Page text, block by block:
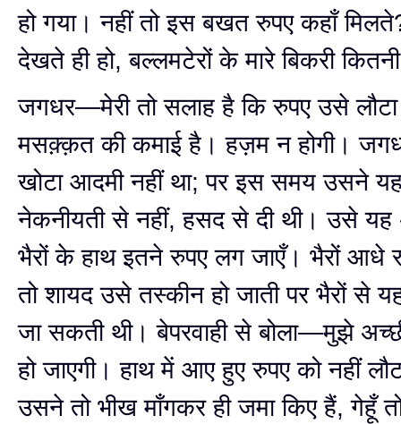
हो गया। नहीं तो इस बखत रुपए कहाँ
देखते ही हो, बल्लमटेरों के मारे बिकरी
जगधर—मेरी तो सलाह है कि रुपए उसे लौटा
मसक़्क़त की कमाई है। हज़म न होगी।
खोटा आदमी नहीं था; पर इस समय उसने
नेकनीयती से नहीं, हसद से दी थी। उसे यह
भैरों के हाथ इतने रुपए लग जाएँ। भैरों आधे
तो शायद उसे तस्कीन हो जाती पर भैरों से
जा सकती थी। बेपरवाही से बोला—मुझे
हो जाएगी। हाथ में आए हुए रुपए को नहीं
उसने तो भीख माँगकर ही जमा किए हैं, गेहूँ